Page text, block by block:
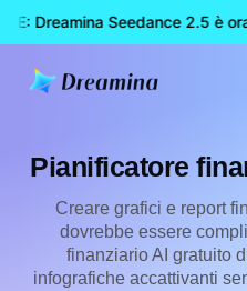
Dreamina Seedance 2.5 è
Home Creare Pianificatore
Pianificatore
Creare grafici e report
dovrebbe essere
finanziario AI gratuito
infografiche accattivanti